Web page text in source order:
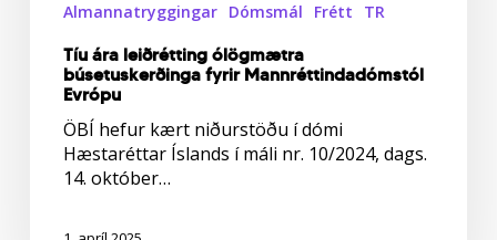
Almannatryggingar Dómsmál Frétt TR
Tíu ára leiðrétting ólögmætra
búsetuskerðinga fyrir Mannréttindadómstól
Evrópu
ÖBÍ hefur kært niðurstöðu í dómi
Hæstaréttar Íslands í máli nr. 10/2024, dags.
14. október…